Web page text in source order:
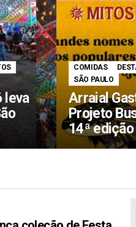
leva
COMIDAS
SÃO PAULO
Arraial
Projeto
14ª edição